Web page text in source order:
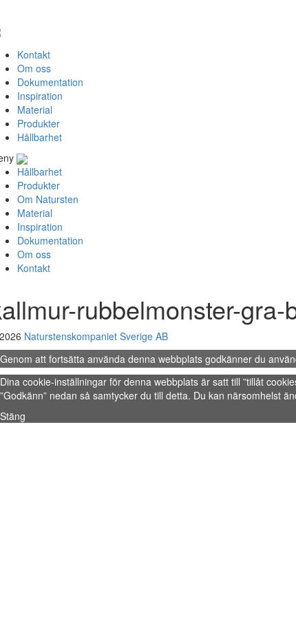
Kontakt
Om oss
Dokumentation
Inspiration
Material
Produkter
Hållbarhet
Hållbarhet
Produkter
Om Natursten
Material
Inspiration
Dokumentation
Om oss
Kontakt
rubbelmonster-
Naturstenskompaniet Sverige AB
Genom att fortsätta använda denna webbplats godkänner du
Dina cookie-inställningar för denna webbplats är satt till ”tillåt
”Godkänn” nedan så samtycker du till detta. Du kan närsomhelst
Stäng